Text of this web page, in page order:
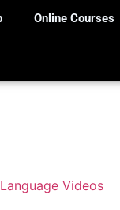
Online Courses